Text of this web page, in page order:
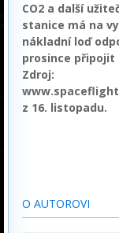
CO2 a další
stanice má na
nákladní loď
prosince připojit
Zdroj:
z 16. listopadu.
O AUTOROVI